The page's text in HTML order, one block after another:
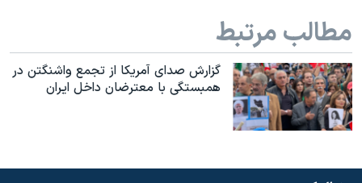
مطالب مرتبط
گزارش صدای آمریکا از تجمع واشنگتن در
همبستگی با معترضان داخل ایران